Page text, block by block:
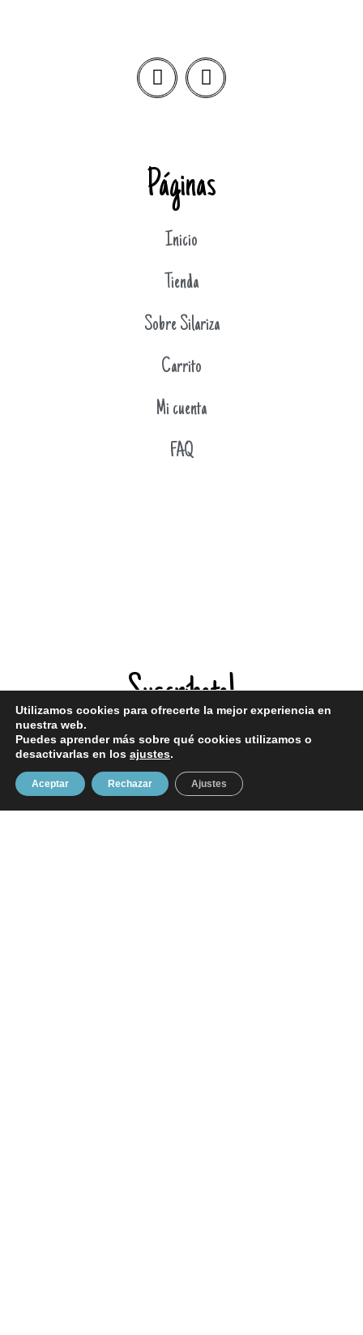
Páginas
Inicio
Tienda
Sobre Silariza
Carrito
Mi cuenta
FAQ
Suscríbete!
¡Entérate de todas mis novedades!
Utilizamos cookies para ofrecerte la mejor experiencia en
nuestra web.
Puedes aprender más sobre qué cookies utilizamos o
desactivarlas en los ajustes.
Aceptar Rechazar Ajustes